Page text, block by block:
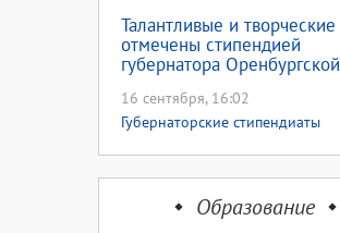
Талантливые и творческие
отмечены стипендией
губернатора Оренбургской
16 сентября, 16:02
Губернаторские стипендиаты
Образование